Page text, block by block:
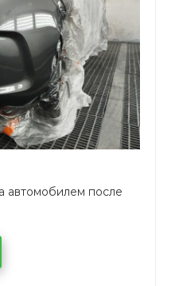
автомобилем после